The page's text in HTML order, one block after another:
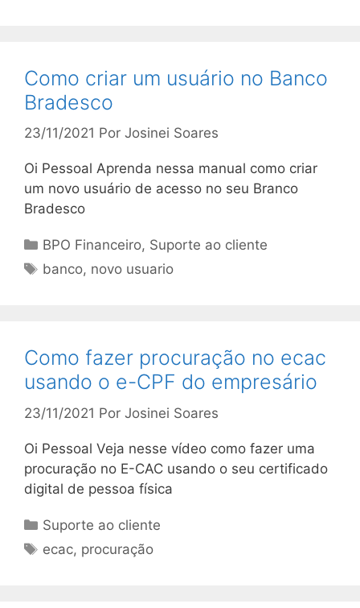
Como criar um usuário no Banco
Bradesco
23/11/2021 Por Josinei Soares
Oi Pessoal Aprenda nessa manual como criar
um novo usuário de acesso no seu Branco
Bradesco
Categorias
BPO Financeiro, Suporte ao cliente
Tags
banco, novo usuario
Como fazer procuração no ecac
usando o e-CPF do empresário
23/11/2021 Por Josinei Soares
Oi Pessoal Veja nesse vídeo como fazer uma
procuração no E-CAC usando o seu certificado
digital de pessoa física
Categorias
Suporte ao cliente
Tags
ecac, procuração